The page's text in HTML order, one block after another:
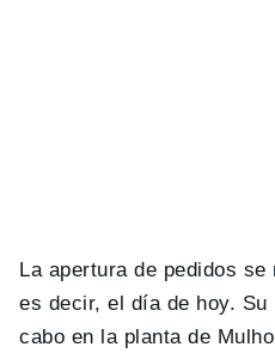
La apertura de pedidos
es decir, el día de hoy.
cabo en la planta de